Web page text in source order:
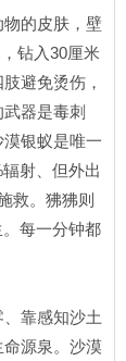
的皮肤，壁
钻入30厘米
避免烫伤，
器是毒刺
银蚁是唯一
射、但外出
救。狒狒则
每一分钟都
靠感知沙土
源泉。沙漠